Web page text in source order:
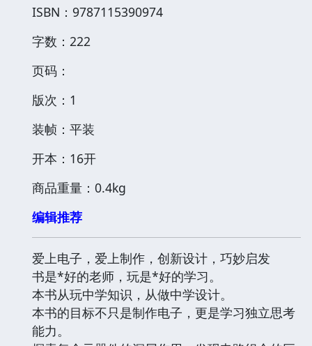
ISBN：9787115390974
字数：222
页码：
版次：1
装帧：平装
开本：16开
商品重量：0.4kg
编辑推荐
爱上电子，爱上制作，创新设计，巧妙启发
书是*好的老师，玩是*好的学习。
本书从玩中学知识，从做中学设计。
本书的目标不只是制作电子，更是学习独立思考
能力。